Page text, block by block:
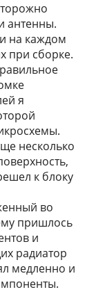
антенны.
на каждом
при сборке.
я
несколько
к блоку
во
пришлось
и
радиатор
медленно и